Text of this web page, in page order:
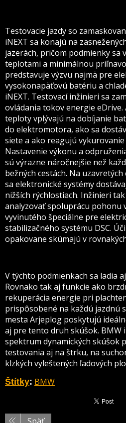
Testovacie jazdy so
iNEXT sa konajú na
jazerách, pričom podmienky sa
teplotami a minimálnou
predstavuje výzvu najmä pre
vysokonapäťovú batériu a
iNEXT. Testovací inžinieri sa
ovládania tokov energie eDrive.
teploty vplývajú na dobíjanie
do elektromotora, ako sa
siete a ako reagujú vykurovanie
Nastavenie výkonu a
sú výrazne náročnejšie než
bežných cestách. Na
sa elektronické systémy
nižších rýchlostiach. Inžinieri
analyzovať spoluprácu pohonu
vyvinutého špeciálne pre
stabilizačného systému DSC.
opakovane skúmajú v
V týchto podmienkach sa ladia
Rovnako tak aj funkcie ako
rekuperácia energie pri
prispôsobené na každú jazdnú
mesta Arjeplog poskytujú
aj pre tento druh skúšok. BMW
spektrum dynamických skúšok
testovania aj na štrku, na
klzkých vyleštených ľadových
Štítky: BMW